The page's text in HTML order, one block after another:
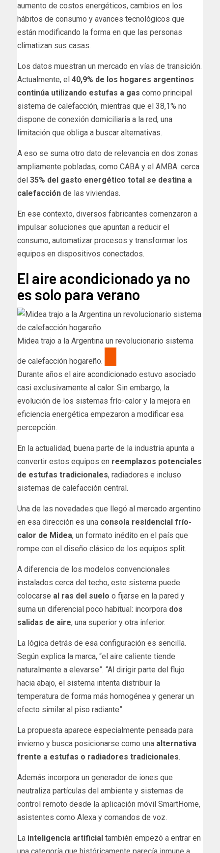
aumento de costos energéticos, cambios en los
hábitos de consumo y avances tecnológicos que
están modificando la forma en que las personas
climatizan sus casas.
Los datos muestran un mercado en vías de transición.
Actualmente, el 40,9% de los hogares argentinos
continúa utilizando estufas a gas como principal
sistema de calefacción, mientras que el 38,1% no
dispone de conexión domiciliaria a la red, una
limitación que obliga a buscar alternativas.
A eso se suma otro dato de relevancia en dos zonas
ampliamente pobladas, como CABA y el AMBA: cerca
del 35% del gasto energético total se destina a
calefacción de las viviendas.
En ese contexto, diversos fabricantes comenzaron a
impulsar soluciones que apuntan a reducir el
consumo, automatizar procesos y transformar los
equipos en dispositivos conectados.
El aire acondicionado ya no
es solo para verano
Midea trajo a la Argentina un revolucionario sistema
de calefacción hogareño.
Durante años el aire acondicionado estuvo asociado
casi exclusivamente al calor. Sin embargo, la
evolución de los sistemas frío-calor y la mejora en
eficiencia energética empezaron a modificar esa
percepción.
En la actualidad, buena parte de la industria apunta a
convertir estos equipos en reemplazos potenciales
de estufas tradicionales, radiadores e incluso
sistemas de calefacción central.
Una de las novedades que llegó al mercado argentino
en esa dirección es una consola residencial frío-
calor de Midea, un formato inédito en el país que
rompe con el diseño clásico de los equipos split.
A diferencia de los modelos convencionales
instalados cerca del techo, este sistema puede
colocarse al ras del suelo o fijarse en la pared y
suma un diferencial poco habitual: incorpora dos
salidas de aire, una superior y otra inferior.
La lógica detrás de esa configuración es sencilla.
Según explica la marca, “el aire caliente tiende
naturalmente a elevarse”. “Al dirigir parte del flujo
hacia abajo, el sistema intenta distribuir la
temperatura de forma más homogénea y generar un
efecto similar al piso radiante”.
La propuesta aparece especialmente pensada para
invierno y busca posicionarse como una alternativa
frente a estufas o radiadores tradicionales.
Además incorpora un generador de iones que
neutraliza partículas del ambiente y sistemas de
control remoto desde la aplicación móvil SmartHome,
asistentes como Alexa y comandos de voz.
La inteligencia artificial también empezó a entrar en
una categoría que históricamente parecía inmune a